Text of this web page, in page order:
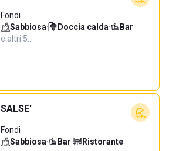
Fondi
Sabbiosa· Doccia calda· Bar·
e altri 5…
SALSE'
Fondi
Sabbiosa· Bar· Ristorante